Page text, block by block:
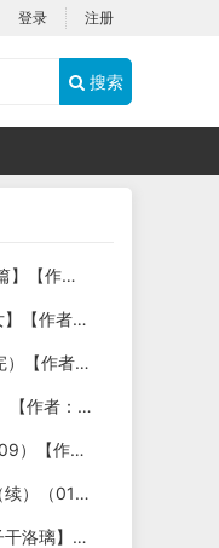
登录 注册
搜索
【毁童年的H版哆啦A梦】【短篇】【作者：flyingbed】
【大主宰同人之圣渊行凌辱众女】【作者：不详】
【天山女侠的沉沦】（01-04 完）【作者：老浩子】
【仙道炼心】（情色版）（54）【作者：至尊宝宝】
【催眠手机之淫狗棒法】（01-09）【作者：478030806（shine）】
【江湖孽缘番外之龙吟浅滩】（续）（01-02）作者：八云
【大主宰同人之小西天界血灵子干洛璃】【作者：不详】